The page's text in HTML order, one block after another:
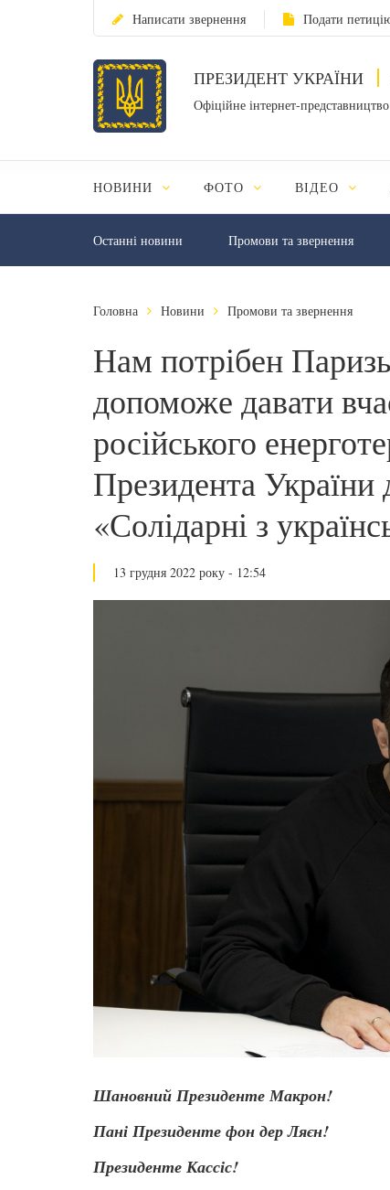
Написати звернення Подати
ПРЕЗИДЕНТ УКРАЇНИ
Офіційне інтернет-представництво
НОВИНИ ФОТО ВІДЕО
Останні новини Промови та звернення
Головна Новини Промови та звернення
Нам потрібен
допоможе давати
російського
Президента України
«Солідарні з
13 грудня 2022 року - 12:54
Шановний Президенте Макрон!
Пані Президенте фон дер Ляєн!
Президенте Кассіс!